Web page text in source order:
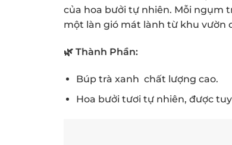
của hoa bưởi tự nhiên. Mỗi ngụm
một làn gió mát lành từ khu vườn
🌿 Thành Phần:
Búp trà xanh chất lượng cao.
Hoa bưởi tươi tự nhiên, được